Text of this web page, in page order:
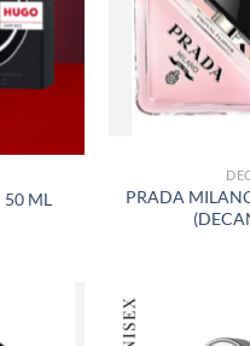
DESEOS
50 ML
PRADA